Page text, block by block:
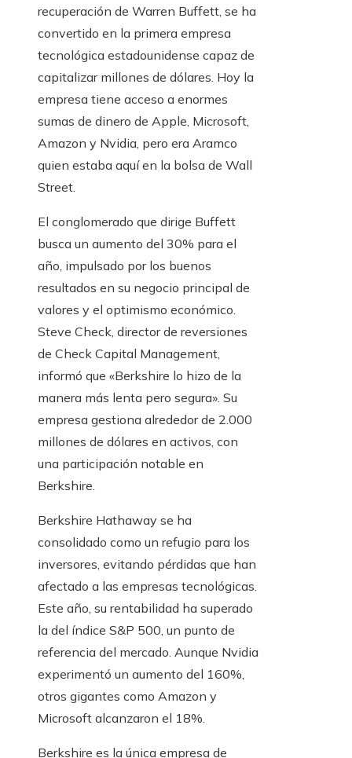
recuperación de Warren Buffett, se ha
convertido en la primera empresa
tecnológica estadounidense capaz de
capitalizar millones de dólares. Hoy la
empresa tiene acceso a enormes
sumas de dinero de Apple, Microsoft,
Amazon y Nvidia, pero era Aramco
quien estaba aquí en la bolsa de Wall
Street.
El conglomerado que dirige Buffett
busca un aumento del 30% para el
año, impulsado por los buenos
resultados en su negocio principal de
valores y el optimismo económico.
Steve Check, director de reversiones
de Check Capital Management,
informó que «Berkshire lo hizo de la
manera más lenta pero segura». Su
empresa gestiona alrededor de 2.000
millones de dólares en activos, con
una participación notable en
Berkshire.
Berkshire Hathaway se ha
consolidado como un refugio para los
inversores, evitando pérdidas que han
afectado a las empresas tecnológicas.
Este año, su rentabilidad ha superado
la del índice S&P 500, un punto de
referencia del mercado. Aunque Nvidia
experimentó un aumento del 160%,
otros gigantes como Amazon y
Microsoft alcanzaron el 18%.
Berkshire es la única empresa de